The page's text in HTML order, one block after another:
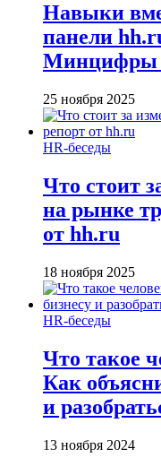
Навыки
панели
Минцифры
25 ноября 2025
HR-беседы
Что стоит
на рынке
от hh.ru
18 ноября 2025
HR-беседы
Что такое
Как
и
13 ноября 2024